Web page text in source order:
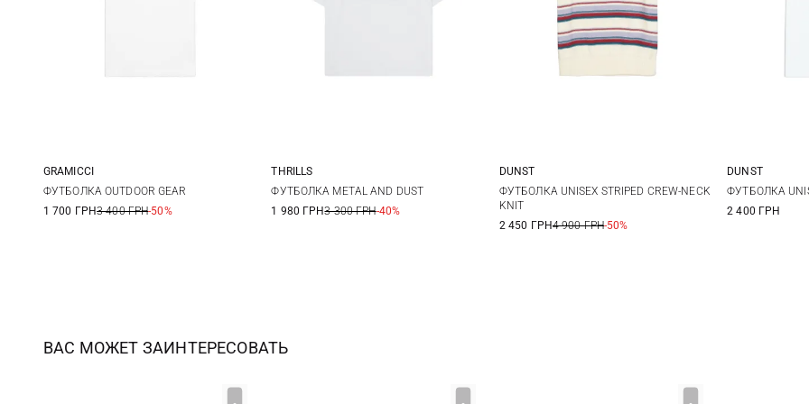
S M L
GRAMICCI
ФУТБОЛКА OUTDOOR GEAR
1 700 ГРН3 400 ГРН-50%
4 6 8
THRILLS
ФУТБОЛКА METAL AND DUST
1 980 ГРН3 300 ГРН-40%
XS S M
DUNST
ФУТБОЛКА UNISEX STRIPED CREW-NECK
KNIT
2 450 ГРН4 900 ГРН-50%
XS
DUNST
ФУТБОЛКА
2 400 ГРН
ВАС МОЖЕТ ЗАИНТЕРЕСОВАТЬ